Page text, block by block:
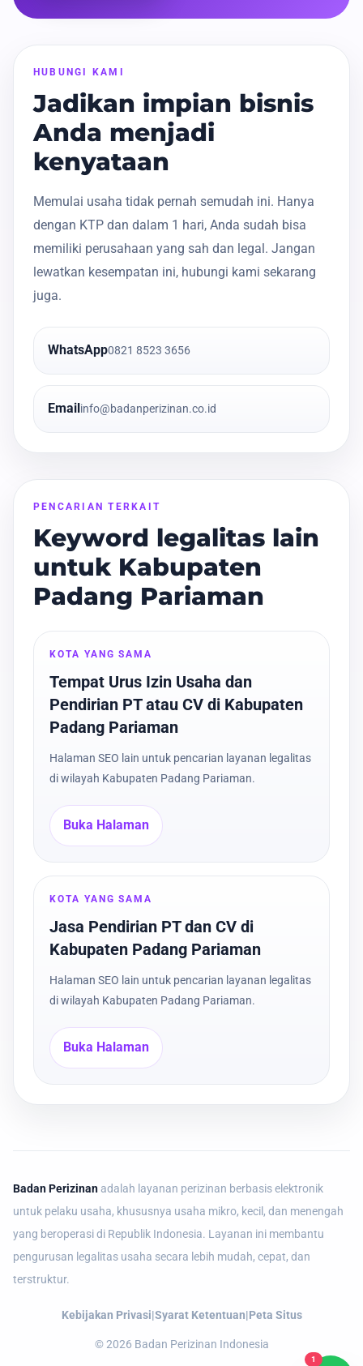
HUBUNGI KAMI
Jadikan impian bisnis
Anda menjadi
kenyataan
Memulai usaha tidak pernah semudah ini. Hanya
dengan KTP dan dalam 1 hari, Anda sudah bisa
memiliki perusahaan yang sah dan legal. Jangan
lewatkan kesempatan ini, hubungi kami sekarang
juga.
WhatsApp0821 8523 3656
Email info@badanperizinan.co.id
PENCARIAN TERKAIT
Keyword legalitas lain
untuk Kabupaten
Padang Pariaman
KOTA YANG SAMA
Tempat Urus Izin Usaha dan
Pendirian PT atau CV di Kabupaten
Padang Pariaman
Halaman SEO lain untuk pencarian layanan legalitas
di wilayah Kabupaten Padang Pariaman.
Buka Halaman
KOTA YANG SAMA
Jasa Pendirian PT dan CV di
Kabupaten Padang Pariaman
Halaman SEO lain untuk pencarian layanan legalitas
di wilayah Kabupaten Padang Pariaman.
Buka Halaman
Badan Perizinan adalah layanan perizinan berbasis elektronik
untuk pelaku usaha, khususnya usaha mikro, kecil, dan menengah
yang beroperasi di Republik Indonesia. Layanan ini membantu
pengurusan legalitas usaha secara lebih mudah, cepat, dan
terstruktur.
Kebijakan Privasi|Syarat Ketentuan|Peta Situs
©2026 Badan Perizinan Indonesia
1